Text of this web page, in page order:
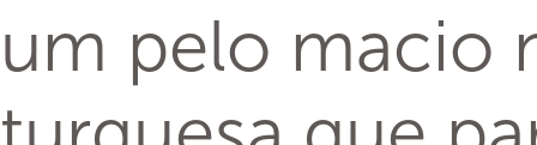
um pelo macio